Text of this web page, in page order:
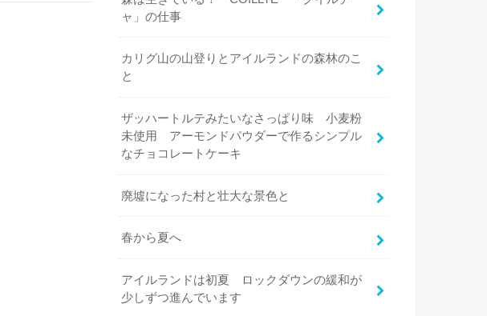
ャ」の仕事
カリグ山の山登りとアイルランドの森林のこ
と
ザッハートルテみたいなさっぱり味 小麦粉
未使用 アーモンドパウダーで作るシンプル
なチョコレートケーキ
廃墟になった村と壮大な景色と
春から夏へ
アイルランドは初夏 ロックダウンの緩和が
少しずつ進んでいます